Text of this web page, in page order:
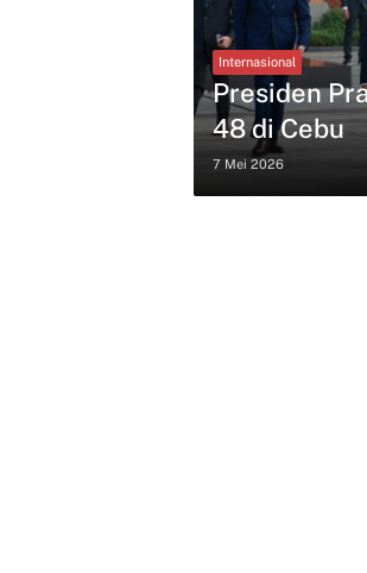
Internasional
Presiden
48 di Cebu
7 Mei 2026